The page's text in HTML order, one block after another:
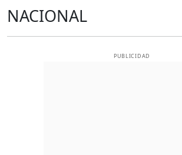
NACIONAL
PUBLICIDAD